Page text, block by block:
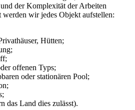
der Komplexität der Arbeiten
werden wir jedes Objekt aufstellen:
Hütten;
offenen Typs;
oder stationären Pool;
das Land dies zulässt).